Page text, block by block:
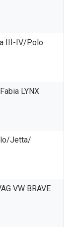
III-IV/Polo
LYNX
Jetta/
VW BRAVE